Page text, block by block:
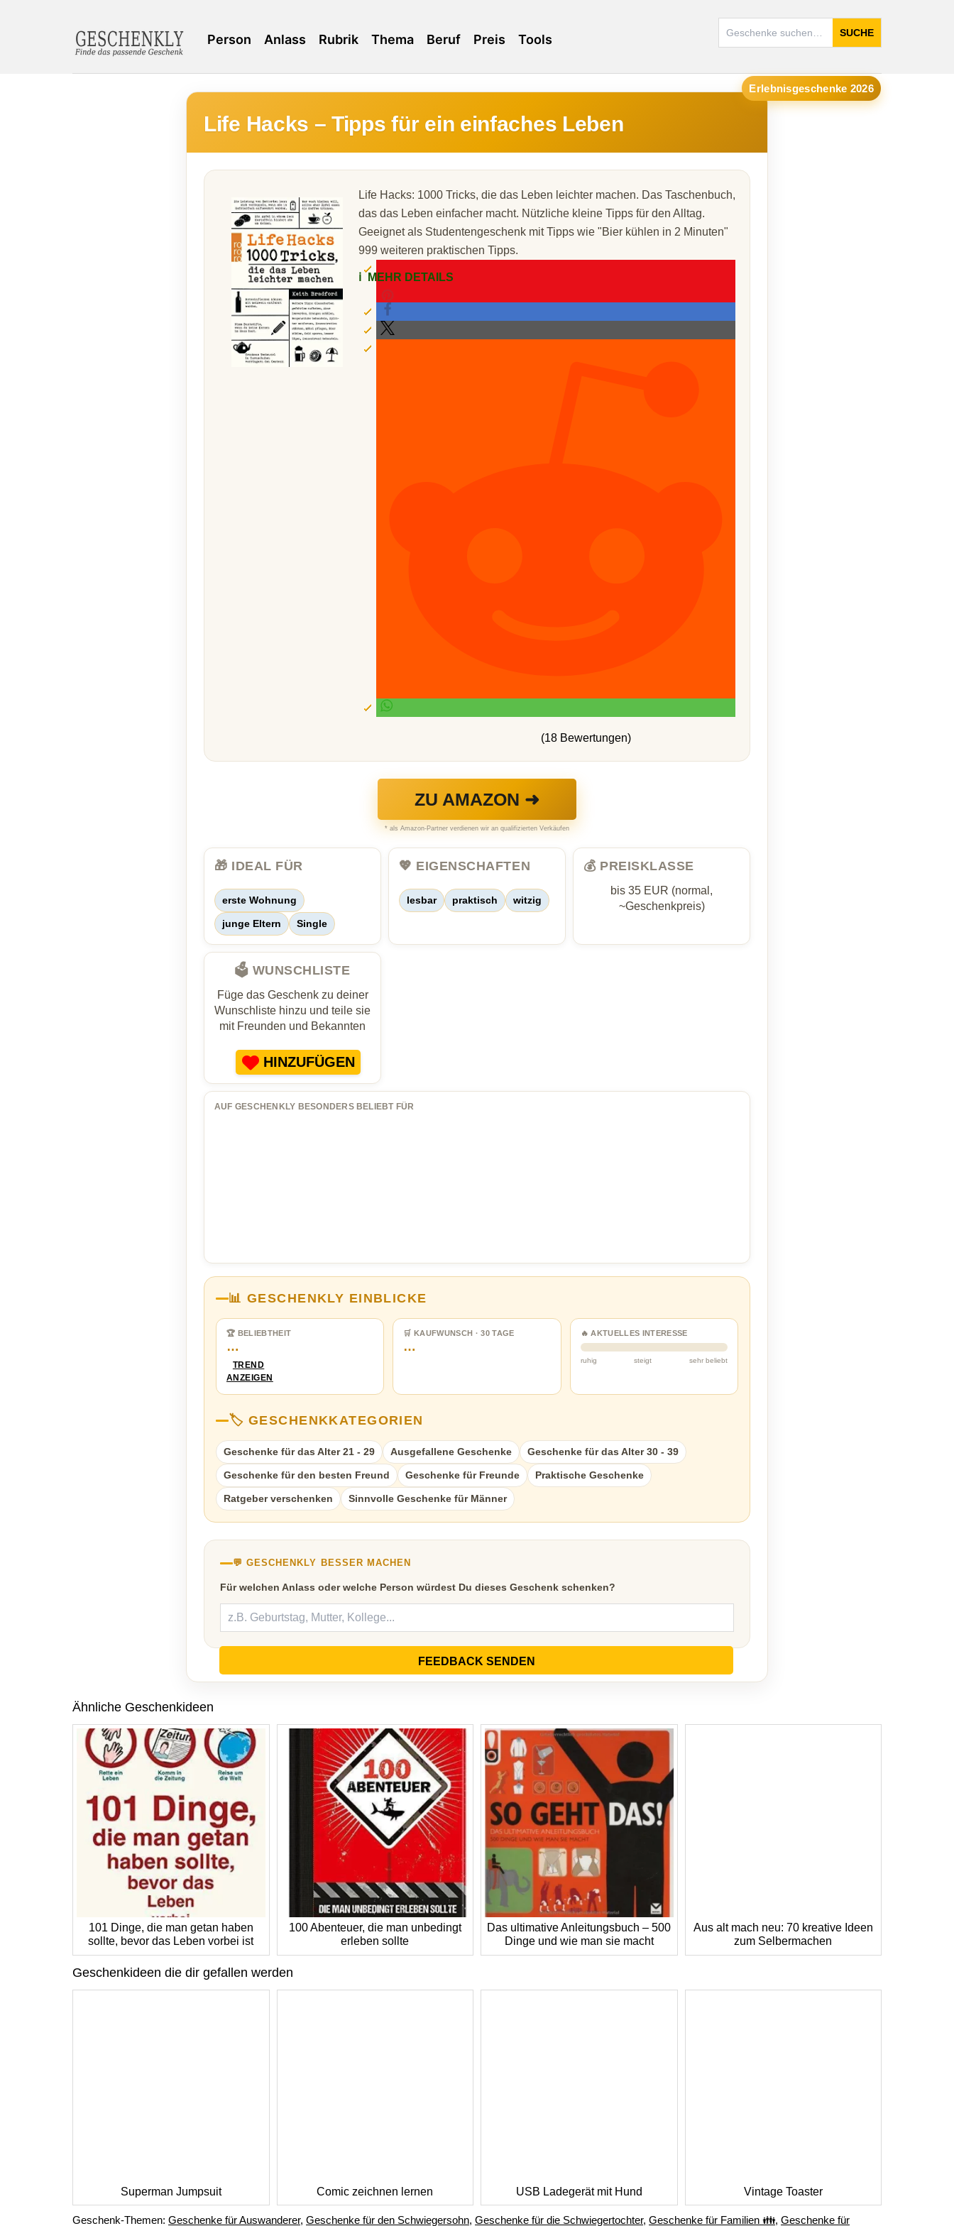
SUCHE
Person Anlass Rubrik Thema Beruf Preis Tools
Erlebnisgeschenke 2026
Life Hacks – Tipps für ein einfaches Leben
Life Hacks: 1000 Tricks, die das Leben leichter machen. Das Taschenbuch,
das das Leben einfacher macht. Nützliche kleine Tipps für den Alltag.
Geeignet als Studentengeschenk mit Tipps wie "Bier kühlen in 2 Minuten"
999 weiteren praktischen Tipps.
ℹ️ MEHR DETAILS
(18 Bewertungen)
ZU AMAZON ➜
* als Amazon-Partner verdienen wir an qualifizierten Verkäufen
🎁 IDEAL FÜR
erste Wohnung
junge Eltern Single
💖 EIGENSCHAFTEN
lesbar praktisch witzig
💰 PREISKLASSE
bis 35 EUR (normal,
~Geschenkpreis)
🗳️ WUNSCHLISTE
Füge das Geschenk zu deiner
Wunschliste hinzu und teile sie
mit Freunden und Bekannten
HINZUFÜGEN
AUF GESCHENKLY BESONDERS BELIEBT FÜR
📊 GESCHENKLY EINBLICKE
🏆 BELIEBTHEIT
…
TREND
ANZEIGEN
🛒 KAUFWUNSCH · 30 TAGE
…
🔥 AKTUELLES INTERESSE
ruhig steigt sehr beliebt
🏷️ GESCHENKKATEGORIEN
Geschenke für das Alter 21 - 29 Ausgefallene Geschenke Geschenke für das Alter 30 - 39
Geschenke für den besten Freund Geschenke für Freunde Praktische Geschenke
Ratgeber verschenken Sinnvolle Geschenke für Männer
💬 GESCHENKLY BESSER MACHEN
Für welchen Anlass oder welche Person würdest Du dieses Geschenk schenken?
FEEDBACK SENDEN
Ähnliche Geschenkideen
101 Dinge, die man getan haben
sollte, bevor das Leben vorbei ist
100 Abenteuer, die man unbedingt
erleben sollte
Das ultimative Anleitungsbuch – 500
Dinge und wie man sie macht
Aus alt mach neu: 70 kreative Ideen
zum Selbermachen
Geschenkideen die dir gefallen werden
Superman Jumpsuit Comic zeichnen lernen USB Ladegerät mit Hund Vintage Toaster
Geschenk-Themen: Geschenke für Auswanderer, Geschenke für den Schwiegersohn, Geschenke für die Schwiegertochter, Geschenke für Familien 👪, Geschenke für